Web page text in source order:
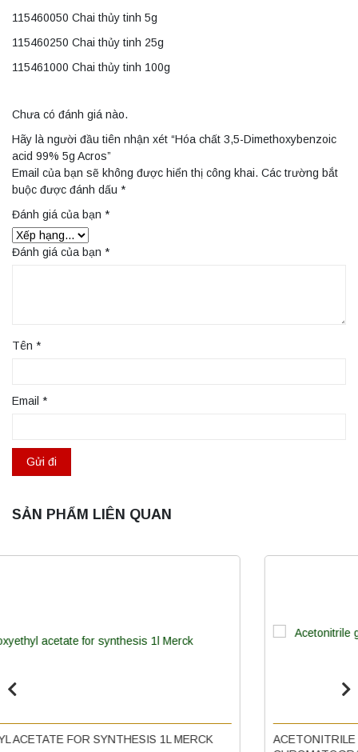
115460050 Chai thủy tinh 5g
115460250 Chai thủy tinh 25g
115461000 Chai thủy tinh 100g
Chưa có đánh giá nào.
Hãy là người đầu tiên nhận xét “Hóa chất 3,5-Dimethoxybenzoic
acid 99% 5g Acros”
Email của bạn sẽ không được hiển thị công khai. Các trường bắt
buộc được đánh dấu *
Đánh giá của bạn *
Đánh giá của bạn *
Tên *
Email *
SẢN PHẨM LIÊN QUAN
ACETONITRILE GRADIENT GRADE FOR LIQUID
Máy ly tâm tốc độ thấp để bàn YKL02A
Yonglekang – Máy ly tâm phòng thí nghiệm
Nồi hấp chân không BKQ-B50V BIOBASE
(50 Lít) – Giải pháp tiệt trùng hiệu quả